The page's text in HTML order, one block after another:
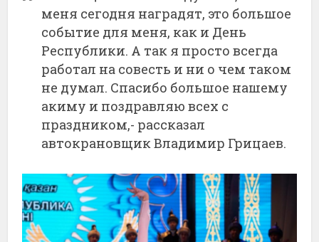
меня сегодня наградят, это большое
событие для меня, как и День
Республики. А так я просто всегда
работал на совесть и ни о чем таком
не думал. Спасибо большое нашему
акиму и поздравляю всех с
праздником,- рассказал
автокрановщик Владимир Грицаев.